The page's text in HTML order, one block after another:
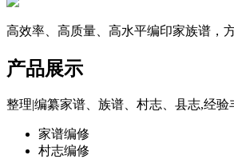
高效率、高质量、高水平编印家族谱，
产品展示
整理|编纂家谱、族谱、村志、县志,经验
家谱编修
村志编修